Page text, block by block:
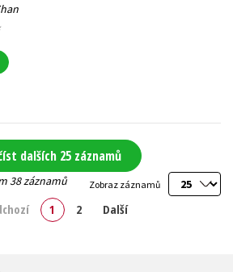
dalších 25 záznamů
Zobraz záznamů
38 záznamů
1 2 Další